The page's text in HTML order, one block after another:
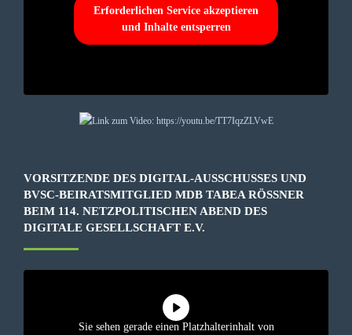
Erforderlichen Service akzeptieren
und Inhalte entsperren
VORSITZENDE DES DIGITAL-AUSSCHUSSES UND
BVSC-BEIRATSMITGLIED MDB TABEA RÖSSNER B
EIM 114. NETZPOLITISCHEN ABEND DES D
IGITALE GESELLSCHAFT E.V.
Sie sehen gerade einen Platzhalterinhalt von